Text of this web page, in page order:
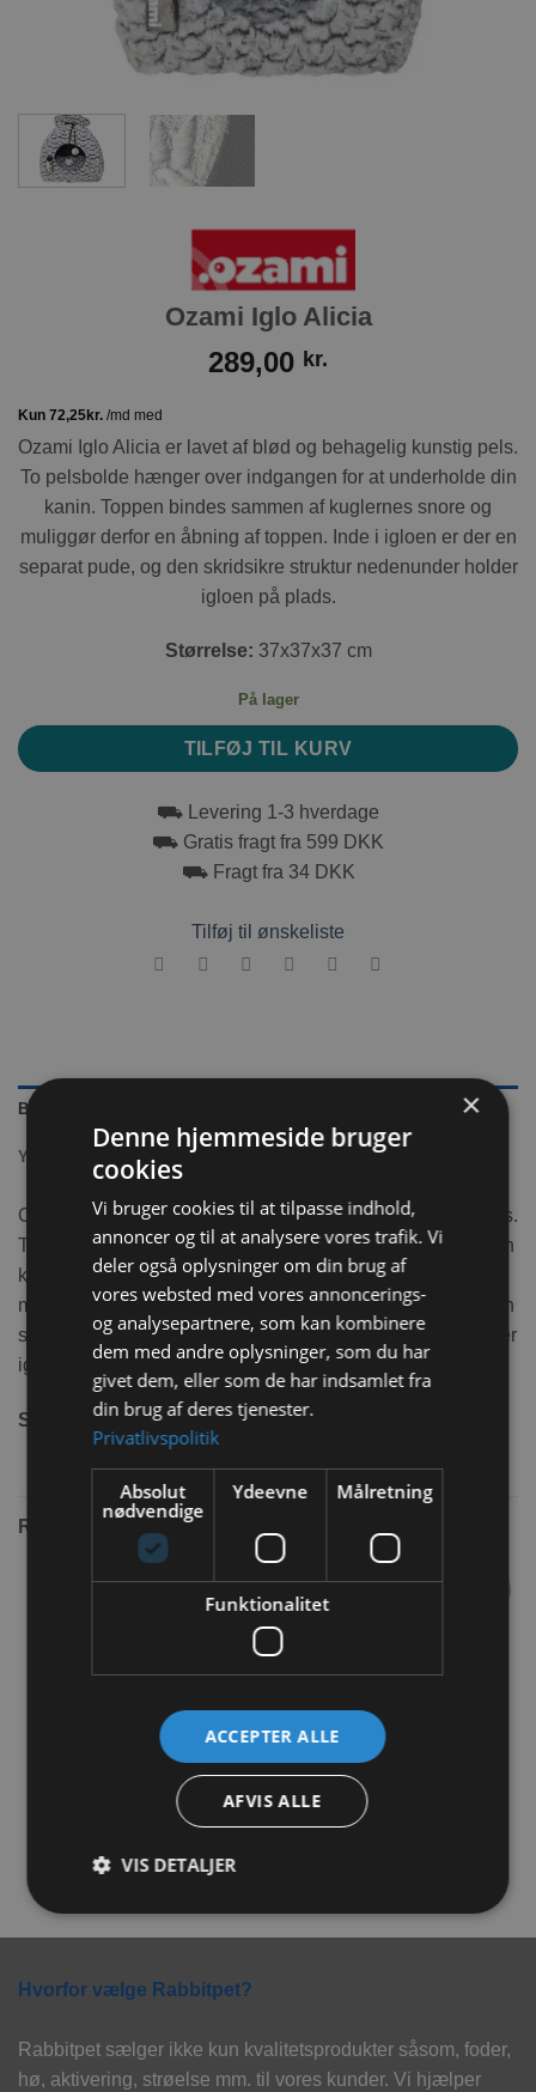
Ozami Iglo Alicia
289,00 kr.
Ozami Iglo Alicia er lavet af blød og behagelig kunstig pels.
To pelsbolde hænger over indgangen for at underholde din
kanin. Toppen bindes sammen af ​​kuglernes snore og
muliggør derfor en åbning af toppen. Inde i igloen er der en
separat pude, og den skridsikre struktur nedenunder holder
igloen på plads.
Størrelse: 37x37x37 cm
På lager
TILFØJ TIL KURV
⛟ Levering 1-3 hverdage
⛟ Gratis fragt fra 599 DKK
⛟ Fragt fra 34 DKK
Tilføj til ønskeliste
BESKRIVELSE
YDERLIGERE INFORMATION
Ozami Iglo Alicia er lavet af blød og behagelig kunstig pels.
To pelsbolde hænger over indgangen for at underholde din
kanin. Toppen bindes sammen af ​​kuglernes snore og
muliggør derfor en åbning af toppen. Inde i igloen er der en
separat pude, og den skridsikre struktur nedenunder holder
igloen på plads.
Størrelse:37x37x37 cm
RELATEREDE VARER
JR Farm Quad Bits
Gulerødder 300g
TILFØJ TIL KURV
JR Farm Gulerodsflager
Hvorfor vælge Rabbitpet?
Rabbitpet sælger ikke kun kvalitetsprodukter såsom, foder,
hø, aktivering, strøelse mm. til vores kunder. Vi hjælper
×
Denne hjemmeside bruger
cookies
Vi bruger cookies til at tilpasse indhold,
annoncer og til at analysere vores trafik. Vi
deler også oplysninger om din brug af
vores websted med vores annoncerings-
og analysepartnere, som kan kombinere
dem med andre oplysninger, som du har
givet dem, eller som de har indsamlet fra
din brug af deres tjenester.
Privatlivspolitik
Absolut
nødvendige
Ydeevne Målretning
Funktionalitet
ACCEPTER ALLE
AFVIS ALLE
VIS DETALJER